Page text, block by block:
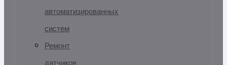
автоматизированных
систем
Ремонт
датчиков